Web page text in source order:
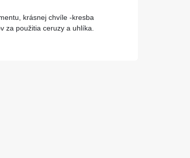
krásnej chvíle -kresba
za použitia ceruzy a uhlíka.